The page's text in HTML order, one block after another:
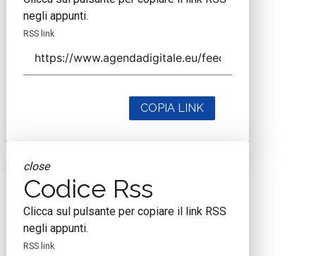
negli appunti.
RSS link
COPIA LINK
close
Codice Rss
Clicca sul pulsante per copiare il link RSS
negli appunti.
RSS link